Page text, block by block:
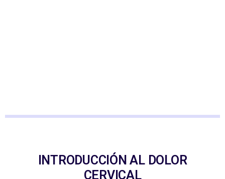
INTRODUCCIÓN AL DOLOR
CERVICAL